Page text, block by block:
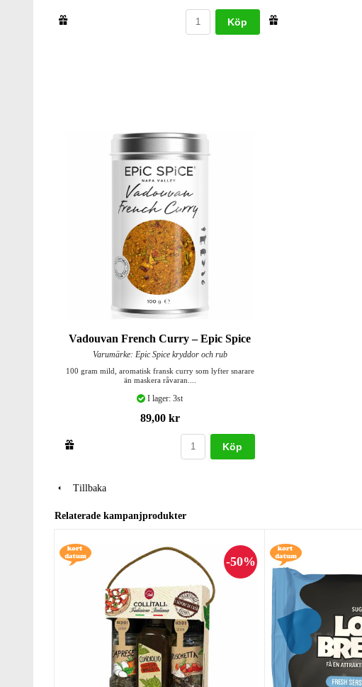
Köp
Vadouvan French Curry – Epic Spice
Varumärke: Epic Spice kryddor och rub
100 gram mild, aromatisk fransk curry som lyfter snarare
än maskera råvaran....
I lager: 3st
89,00 kr
Köp
Tillbaka
Relaterade kampanjprodukter